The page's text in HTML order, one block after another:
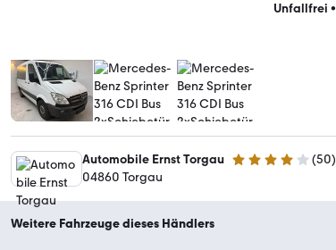
Unfallfrei •
Automobile Ernst Torgau 4.1 Sterne (50)
04860 Torgau
Weitere Fahrzeuge dieses Händlers